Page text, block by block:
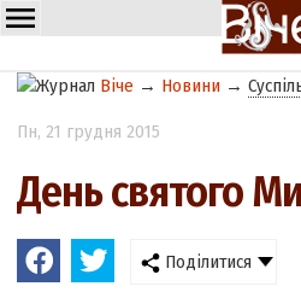
Віче → Новини →
Пн, 21 грудня 2015
День святого
Поділитися